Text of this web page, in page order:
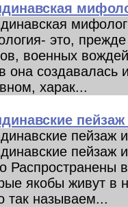
это,
военных
она
харак...
пейзаж
пейзаж
Распространены
якобы живут в
так называем...